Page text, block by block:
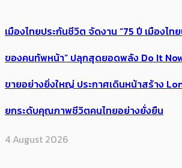
เมืองไทยประกันชีวิต จัดงาน “75 ปี เมืองไท
ของคนทัพหน้า” ปลุกสุดยอดพลัง Do It
ขายอย่างยิ่งใหญ่ ประกาศเดินหน้าสร้าง
ยกระดับคุณภาพชีวิตคนไทยอย่างยั่งยืน
4 August 2026